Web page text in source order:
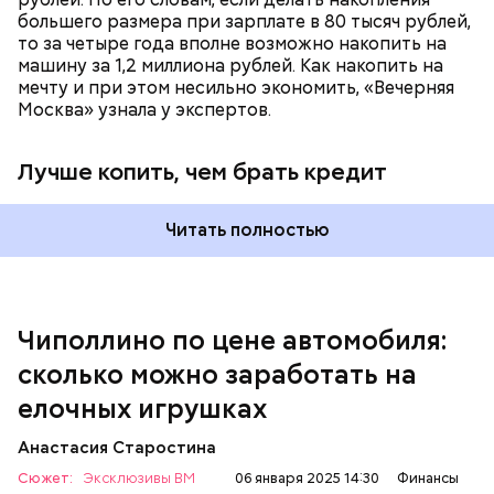
большего размера при зарплате в 80 тысяч рублей,
то за четыре года вполне возможно накопить на
машину за 1,2 миллиона рублей. Как накопить на
мечту и при этом несильно экономить, «Вечерняя
Москва» узнала у экспертов.
Лучше копить, чем брать кредит
Читать полностью
Чиполлино по цене автомобиля:
сколько можно заработать на
елочных игрушках
Анастасия Старостина
Сюжет: Эксклюзивы ВМ 06 января 2025 14:30 Финансы
поясняет владелец экопроекта «Плюшкин»
Александр Игнатов. — Внутри каждого взрослого
человека живет ребенок.
Финансовый консультант и экономист Наталья
Колбасина в свою очередь отметила, что сначала
— Если ваша ипотека оформлена под льготный
процент в рамках государственной программы, а
ключевая ставка и инфляция растут, кредиты
процентов, то нужно оценить целесообразность
способ, который вам подходит. Необходимо
рассчитать в цифрах выгоду досрочного
погашения, чтобы понять, насколько вам это
финансовых целей семьи, — объяснила эксперт.